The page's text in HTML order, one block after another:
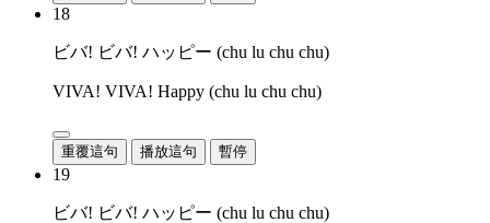
18
ビバ! ビバ! ハッピー (chu lu chu chu)
VIVA! VIVA! Happy (chu lu chu chu)
重覆這句 播放這句 暫停
19
ビバ! ビバ! ハッピー (chu lu chu chu)